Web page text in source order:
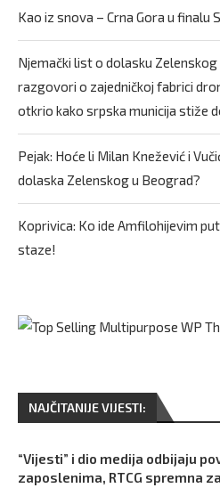
Kao iz snova – Crna Gora u finalu
Njemački list o dolasku
razgovori o zajedničkoj fabrici
otkrio kako srpska municija stiže
Pejak: Hoće li Milan Knežević i
dolaska Zelenskog u Beograd?
Koprivica: Ko ide Amfilohijevim
staze!
NAJČITANIJE VIJESTI:
“Vijesti” i dio medija odbijaju
zaposlenima, RTCG spremna